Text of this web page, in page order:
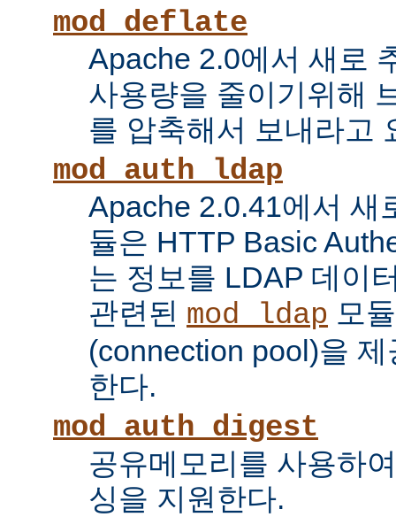
mod_deflate
Apache 2.0에서 새로
사용량을 줄이기위해
를 압축해서 보내라고
mod_auth_ldap
Apache 2.0.41에서 새
듈은 HTTP Basic
는 정보를 LDAP 데이
관련된 mod_ldap 모
(connection pool)을
한다.
mod_auth_digest
공유메모리를 사용하
싱을 지원한다.